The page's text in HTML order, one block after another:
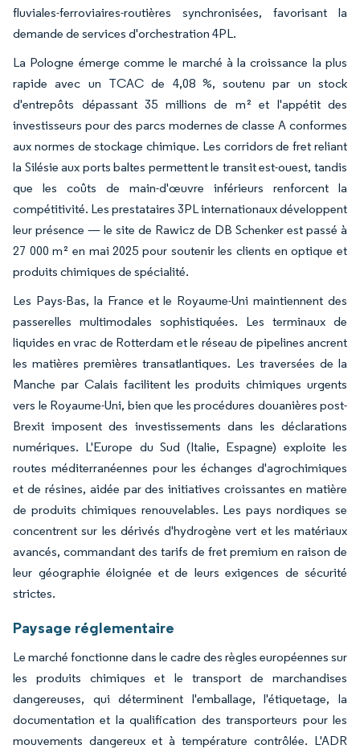
fluviales-ferroviaires-routières synchronisées, favorisant la
demande de services d'orchestration 4PL.
La Pologne émerge comme le marché à la croissance la plus
rapide avec un TCAC de 4,08 %, soutenu par un stock
d'entrepôts dépassant 35 millions de m² et l'appétit des
investisseurs pour des parcs modernes de classe A conformes
aux normes de stockage chimique. Les corridors de fret reliant
la Silésie aux ports baltes permettent le transit est-ouest, tandis
que les coûts de main-d'œuvre inférieurs renforcent la
compétitivité. Les prestataires 3PL internationaux développent
leur présence — le site de Rawicz de DB Schenker est passé à
27 000 m² en mai 2025 pour soutenir les clients en optique et
produits chimiques de spécialité.
Les Pays-Bas, la France et le Royaume-Uni maintiennent des
passerelles multimodales sophistiquées. Les terminaux de
liquides en vrac de Rotterdam et le réseau de pipelines ancrent
les matières premières transatlantiques. Les traversées de la
Manche par Calais facilitent les produits chimiques urgents
vers le Royaume-Uni, bien que les procédures douanières post-
Brexit imposent des investissements dans les déclarations
numériques. L'Europe du Sud (Italie, Espagne) exploite les
routes méditerranéennes pour les échanges d'agrochimiques
et de résines, aidée par des initiatives croissantes en matière
de produits chimiques renouvelables. Les pays nordiques se
concentrent sur les dérivés d'hydrogène vert et les matériaux
avancés, commandant des tarifs de fret premium en raison de
leur géographie éloignée et de leurs exigences de sécurité
strictes.
Paysage réglementaire
Le marché fonctionne dans le cadre des règles européennes sur
les produits chimiques et le transport de marchandises
dangereuses, qui déterminent l'emballage, l'étiquetage, la
documentation et la qualification des transporteurs pour les
mouvements dangereux et à température contrôlée. L'ADR